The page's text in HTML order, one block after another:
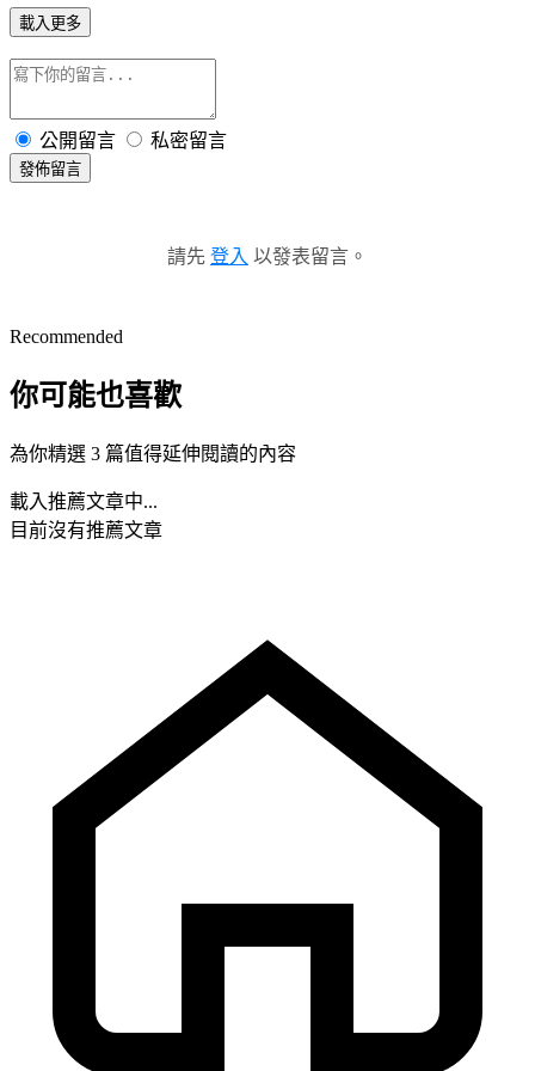
載入更多
公開留言 私密留言
發佈留言
請先 登入 以發表留言。
Recommended
你可能也喜歡
為你精選 3 篇值得延伸閱讀的內容
載入推薦文章中...
目前沒有推薦文章